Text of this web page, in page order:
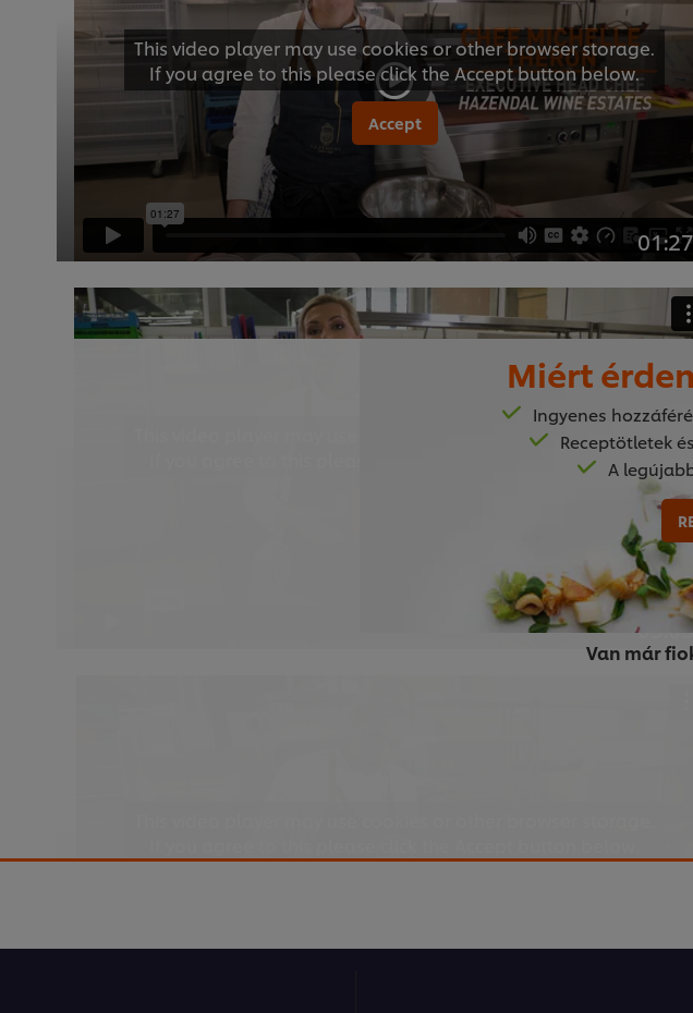
This video player may use cookies or other browser storage.
If you agree to this please click the Accept button below.
Accept
01:27
This video player may use cookies or other browser storage.
If you agree to this please click the Accept button below.
03:03
Miért
Ingyenes
Receptötletek
A
Van már